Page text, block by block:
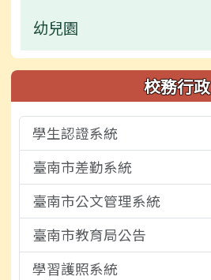
活動相簿
榮譽榜
校園影片
檔案下載
外部轉知宣導
校務行政
檔案下載
業務職掌
常用連結
校園公告
業務職掌
檔案下載
幼兒園
業務職掌
校園公告
活動相簿
校園影音
檔案下載
校務行政
學生認證系統
臺南市差勤系統
臺南市公文管理系統
臺南市教育局公告
學習護照系統